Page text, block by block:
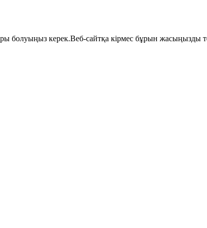
болуыңыз керек.Веб-сайтқа кірмес бұрын жасыңызды